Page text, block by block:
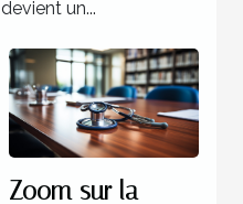
devient un...
Zoom sur la